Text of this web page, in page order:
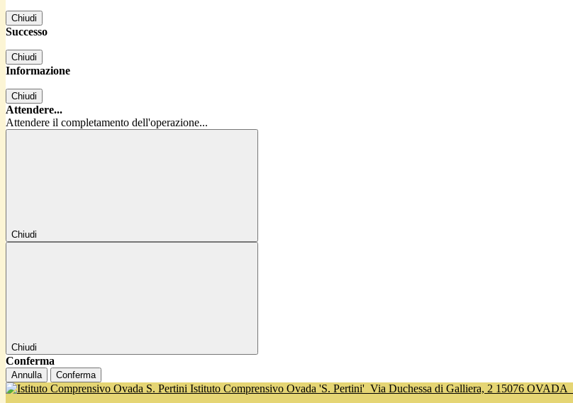
Chiudi
Successo
Chiudi
Informazione
Chiudi
Attendere...
Attendere il completamento dell'operazione...
Chiudi
Chiudi
Conferma
Annulla Conferma
Istituto Comprensivo Ovada 'S. Pertini' Via Duchessa di Galliera, 2 15076 OVADA